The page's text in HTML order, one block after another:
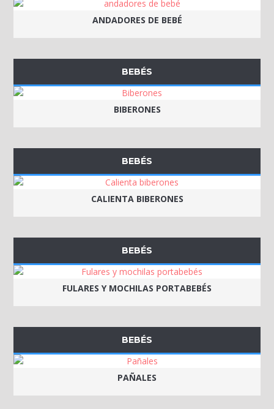
ANDADORES DE BEBÉ
BEBÉS
BIBERONES
BEBÉS
CALIENTA BIBERONES
BEBÉS
FULARES Y MOCHILAS PORTABEBÉS
BEBÉS
PAÑALES